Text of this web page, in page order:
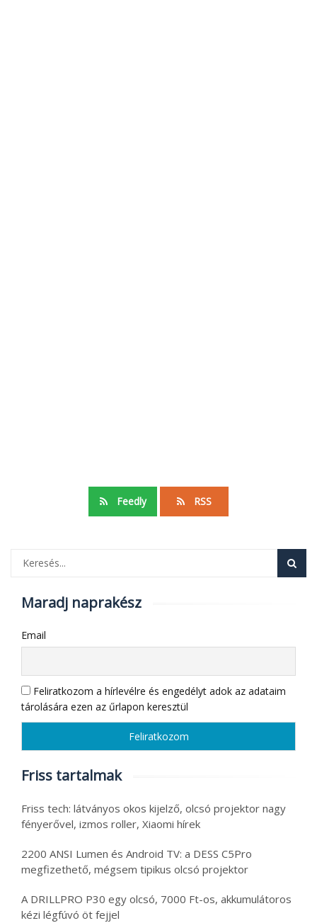
Feedly RSS
Maradj naprakész
Email
Feliratkozom a hírlevélre és engedélyt adok az adataim
tárolására ezen az űrlapon keresztül
Friss tartalmak
Friss tech: látványos okos kijelző, olcsó projektor nagy
fényerővel, izmos roller, Xiaomi hírek
2200 ANSI Lumen és Android TV: a DESS C5Pro
megfizethető, mégsem tipikus olcsó projektor
A DRILLPRO P30 egy olcsó, 7000 Ft-os, akkumulátoros
kézi légfúvó öt fejjel